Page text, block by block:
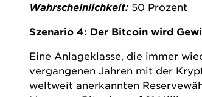
Wahrscheinlichkeit: 50 Prozent
Szenario 4: Der Bitcoin wird
Eine Anlageklasse, die immer
vergangenen Jahren mit der
weltweit anerkannten